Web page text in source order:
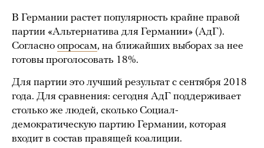
В Германии растет популярность крайне правой
партии «Альтернатива для Германии» (АдГ).
Согласно опросам, на ближайших выборах за нее
готовы проголосовать 18%.
Для партии это лучший результат с сентября 2018
года. Для сравнения: сегодня АдГ поддерживает
столько же людей, сколько Социал-
демократическую партию Германии, которая
входит в состав правящей коалиции.